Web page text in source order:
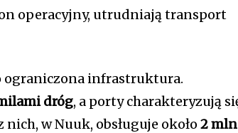
operacyjny, utrudniają transport
ograniczona infrastruktura.
dróg, a porty charakteryzują
w Nuuk, obsługuje około2 mln